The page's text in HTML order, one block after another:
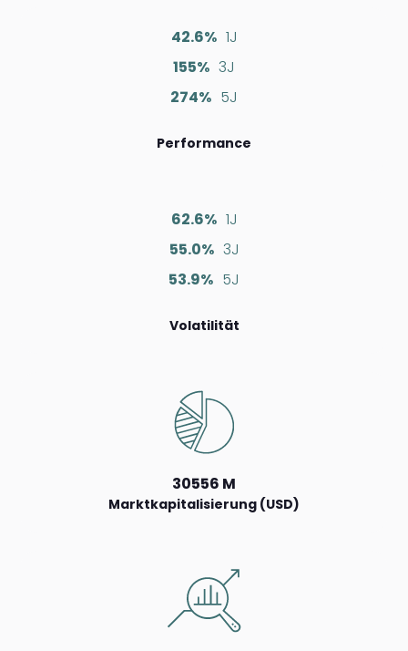
42.6% 1J
155% 3J
274% 5J
Performance
62.6% 1J
55.0% 3J
53.9% 5J
Volatilität
30556 M
Marktkapitalisierung (USD)